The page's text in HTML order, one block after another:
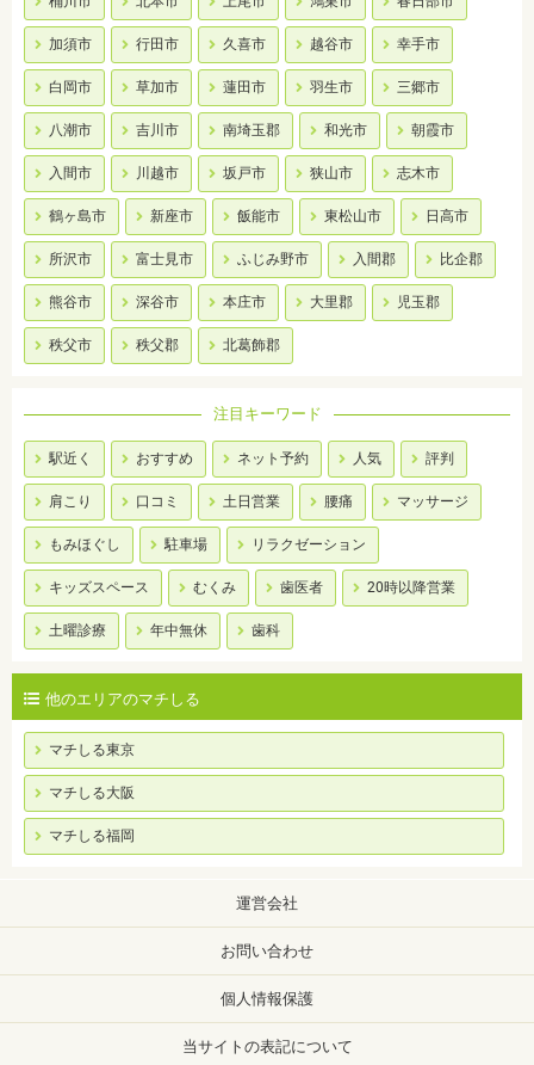
加須市 行田市 久喜市 越谷市 幸手市
白岡市 草加市 蓮田市 羽生市 三郷市
八潮市 吉川市 南埼玉郡 和光市 朝霞市
入間市 川越市 坂戸市 狭山市 志木市
鶴ヶ島市 新座市 飯能市 東松山市 日高市
所沢市 富士見市 ふじみ野市 入間郡 比企郡
熊谷市 深谷市 本庄市 大里郡 児玉郡
秩父市 秩父郡 北葛飾郡
注目キーワード
駅近く おすすめ ネット予約 人気 評判
肩こり 口コミ 土日営業 腰痛 マッサージ
もみほぐし 駐車場 リラクゼーション
キッズスペース むくみ 歯医者 20時以降営業
土曜診療 年中無休 歯科
他のエリアのマチしる
マチしる東京
マチしる大阪
マチしる福岡
運営会社
お問い合わせ
個人情報保護
当サイトの表記について